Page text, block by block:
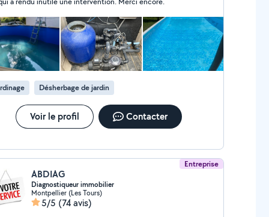
karcher : (
maison..) Je travaille comme si
pour moi ! Devis gratuit n'hésitez pas à me
Zéro six Trente deux Soixante et un
Cinquante six Soixante dix huit
Désherbage de jardin
Voir le profil Contacter
Entreprise
ABDIAG
Diagnostiqueur immobilier
Montpellier (Les Tours)
5/5 (74 avis)